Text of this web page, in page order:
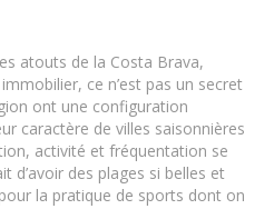
atouts de la Costa Brava,
ce n’est pas un secret
ont une configuration
caractère de villes saisonnières
activité et fréquentation se
d’avoir des plages si belles et
la pratique de sports dont on